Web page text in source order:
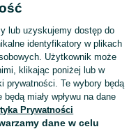
skontaktować się z
Kup
lub uzyskujemy dostęp do
identyfikatory w plikach
Użytkownik może
klikając poniżej lub w
prywatności. Te wybory będą
miały wpływu na dane
Prywatności
dane w celu